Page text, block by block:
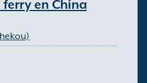
ferry en China